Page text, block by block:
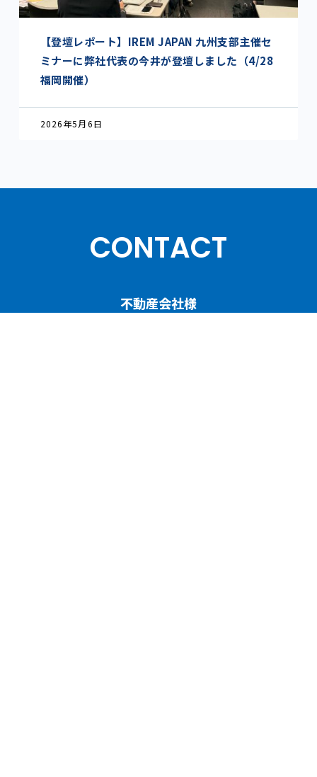
【登壇レポート】IREM JAPAN 九州支部主催セ
ミナーに弊社代表の今井が登壇しました（4/28
福岡開催）
2026年5月6日
CONTACT
不動産会社様